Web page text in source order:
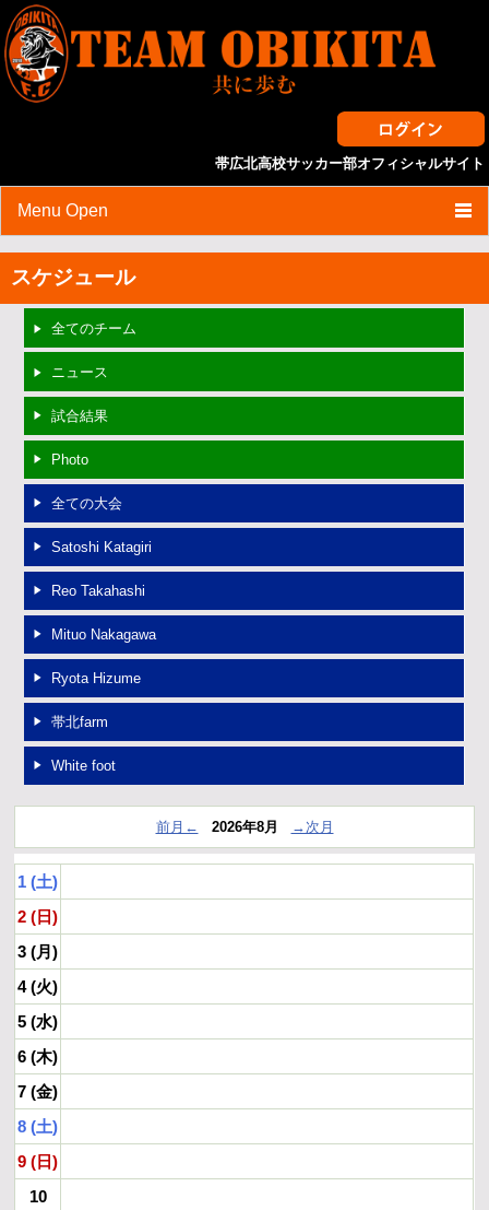
帯広北高校サッカー部オフィシャルサイト
Menu Open
HOME
スケジュール
試合結果
ニュース
選手・スタッフ紹介
スタッフブログ
OB進路実績
リンク
スケジュール
全てのチーム
ニュース
試合結果
Photo
全ての大会
Satoshi Katagiri
Reo Takahashi
Mituo Nakagawa
Ryota Hizume
帯北farm
White foot
前月← 2026年8月 →次月
1 (土)
2 (日)
3 (月)
4 (火)
5 (水)
6 (木)
7 (金)
8 (土)
9 (日)
10